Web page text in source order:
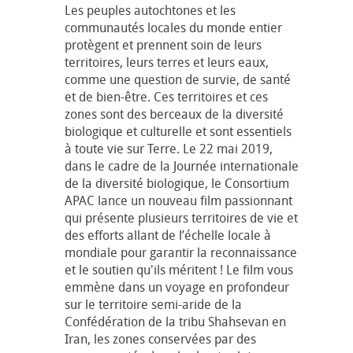
Les peuples autochtones et les
communautés locales du monde entier
protègent et prennent soin de leurs
territoires, leurs terres et leurs eaux,
comme une question de survie, de santé
et de bien-être. Ces territoires et ces
zones sont des berceaux de la diversité
biologique et culturelle et sont essentiels
à toute vie sur Terre. Le 22 mai 2019,
dans le cadre de la Journée internationale
de la diversité biologique, le Consortium
APAC lance un nouveau film passionnant
qui présente plusieurs territoires de vie et
des efforts allant de l’échelle locale à
mondiale pour garantir la reconnaissance
et le soutien qu'ils méritent ! Le film vous
emmène dans un voyage en profondeur
sur le territoire semi-aride de la
Confédération de la tribu Shahsevan en
Iran, les zones conservées par des